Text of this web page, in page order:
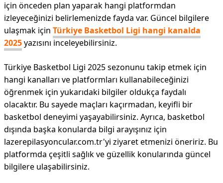
için önceden plan yaparak hangi platformdan
izleyeceğinizi belirlemenizde fayda var. Güncel bilgilere
ulaşmak için Türkiye Basketbol Ligi hangi kanalda
2025yazısını inceleyebilirsiniz.
Türkiye Basketbol Ligi 2025 sezonunu takip etmek için
hangi kanalları ve platformları kullanabileceğinizi
öğrenmek için yukarıdaki bilgiler oldukça faydalı
olacaktır. Bu sayede maçları kaçırmadan, keyifli bir
basketbol deneyimi yaşayabilirsiniz. Ayrıca, basketbol
dışında başka konularda bilgi arayışınız için
lazerepilasyoncular.com.tr'yi ziyaret etmenizi öneririz. Bu
platformda çeşitli sağlık ve güzellik konularında güncel
bilgilere ulaşabilirsiniz.